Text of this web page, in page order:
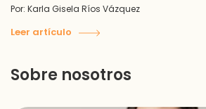
Por: Karla Gisela Ríos Vázquez
Leer artículo
Sobre nosotros